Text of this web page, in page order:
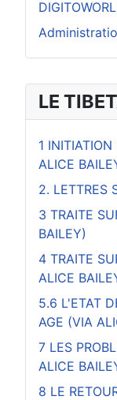
LE
1
ALICE
2. LETTRES
3 TRAITE
BAILEY)
4 TRAITE
ALICE
5.6 L'ETAT
AGE (VIA
7 LES
ALICE
8 LE